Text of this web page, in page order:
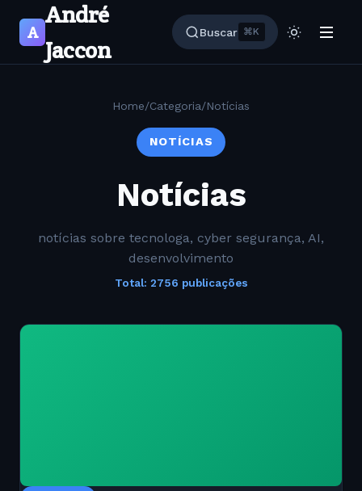
A
André
Jaccon
Buscar ⌘K
Home/Categoria/Notícias
NOTÍCIAS
Notícias
notícias sobre tecnologa, cyber segurança, AI,
desenvolvimento
Total: 2756 publicações